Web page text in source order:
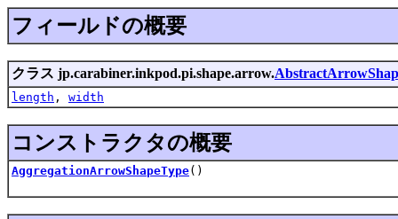
フィールドの概要
クラス jp.carabiner.inkpod.pi.shape.arrow.
length , width
コンストラクタの概要
AggregationArrowShapeType()